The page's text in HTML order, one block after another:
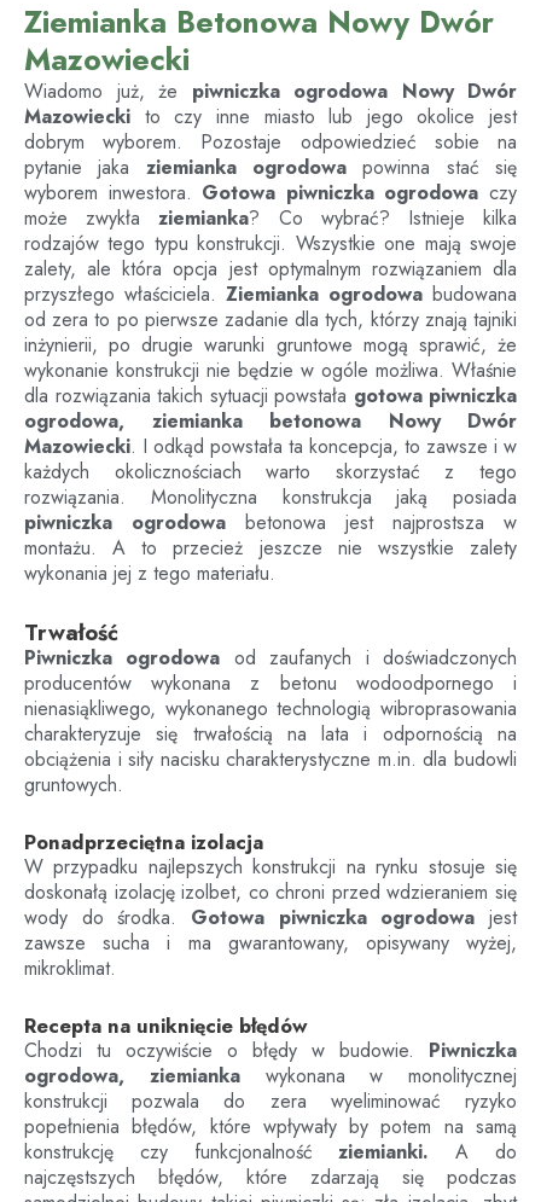
Ziemianka Betonowa Nowy Dwór
Mazowiecki
Wiadomo już, że piwniczka ogrodowa Nowy Dwór
Mazowiecki to czy inne miasto lub jego okolice jest
dobrym wyborem. Pozostaje odpowiedzieć sobie na
pytanie jaka ziemianka ogrodowa powinna stać się
wyborem inwestora. Gotowa piwniczka ogrodowa czy
może zwykłaziemianka? Co wybrać? Istnieje kilka
rodzajów tego typu konstrukcji. Wszystkie one mają swoje
zalety, ale która opcja jest optymalnym rozwiązaniem dla
przyszłego właściciela. Ziemianka ogrodowa budowana
od zera to po pierwsze zadanie dla tych, którzy znają tajniki
inżynierii, po drugie warunki gruntowe mogą sprawić, że
wykonanie konstrukcji nie będzie w ogóle możliwa. Właśnie
dla rozwiązania takich sytuacji powstała gotowa piwniczka
ogrodowa, ziemianka betonowa Nowy Dwór
Mazowiecki. I odkąd powstała ta koncepcja, to zawsze i w
każdych okolicznościach warto skorzystać z tego
rozwiązania. Monolityczna konstrukcja jaką posiada
piwniczka ogrodowa betonowa jest najprostsza w
montażu. A to przecież jeszcze nie wszystkie zalety
wykonania jej z tego materiału.
Trwałość
Piwniczka ogrodowa od zaufanych i doświadczonych
producentów wykonana z betonu wodoodpornego i
nienasiąkliwego, wykonanego technologią wibroprasowania
charakteryzuje się trwałością na lata i odpornością na
obciążenia i siły nacisku charakterystyczne m.in. dla budowli
gruntowych.
Ponadprzeciętna izolacja
W przypadku najlepszych konstrukcji na rynku stosuje się
doskonałą izolację izolbet, co chroni przed wdzieraniem się
wody do środka. Gotowa piwniczka ogrodowa jest
zawsze sucha i ma gwarantowany, opisywany wyżej,
mikroklimat.
Recepta na uniknięcie błędów
Chodzi tu oczywiście o błędy w budowie. Piwniczka
ogrodowa, ziemiankawykonana w monolitycznej
konstrukcji pozwala do zera wyeliminować ryzyko
popełnienia błędów, które wpływały by potem na samą
konstrukcję czy funkcjonalnośćziemianki. A do
najczęstszych błędów, które zdarzają się podczas